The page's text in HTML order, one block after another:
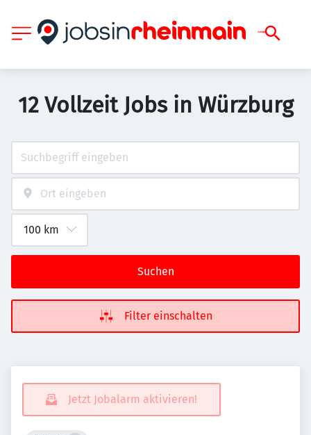
12 Vollzeit Jobs in Würzburg
Suchen
Filter einschalten
Jetzt Jobalarm aktivieren!